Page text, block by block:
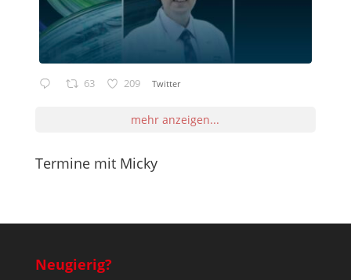
63 209 Twitter
mehr anzeigen...
Termine mit Micky
Neugierig?